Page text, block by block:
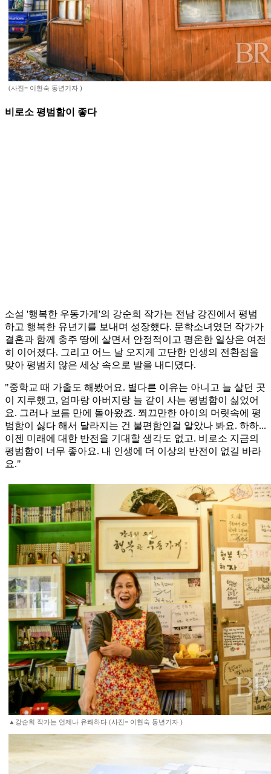
(사진= 이현숙 동년기자 )
비로소 평범함이 좋다
소설 '행복한 우동가게'의 강순희 작가는 전남 강진에서 평범
하고 행복한 유년기를 보내며 성장했다. 문학소녀였던 작가가
결혼과 함께 충주 땅에 살면서 안정적이고 평온한 일상은 여전
히 이어졌다. 그리고 어느 날 오지게 고단한 인생의 전환점을
맞아 평범치 않은 세상 속으로 발을 내디뎠다.
"중학교 때 가출도 해봤어요. 별다른 이유는 아니고 늘 살던 곳
이 지루했고, 엄마랑 아버지랑 늘 같이 사는 평범함이 싫었어
요. 그러나 보름 만에 돌아왔죠. 쬐끄만한 아이의 머릿속에 평
범함이 싫다 해서 달라지는 건 불편함인걸 알았나 봐요. 하하...
이젠 미래에 대한 반전을 기대할 생각도 없고. 비로소 지금의
평범함이 너무 좋아요. 내 인생에 더 이상의 반전이 없길 바라
요."
▲강순희 작가는 언제나 유쾌하다.(사진= 이현숙 동년기자 )